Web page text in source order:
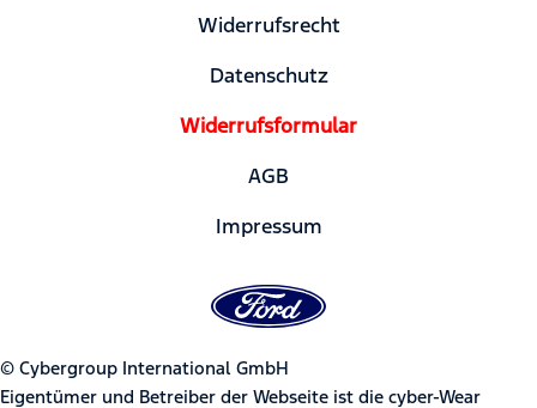
Widerrufsrecht
Datenschutz
Widerrufsformular
AGB
Impressum
© Cybergroup International GmbH
Eigentümer und Betreiber der Webseite ist die cyber-Wear